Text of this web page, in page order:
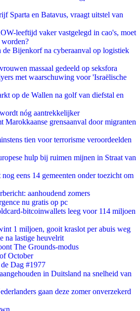
Sparta en Batavus, vraagt uitstel van
leeftijd vaker vastgelegd in cao's, moet
Bijenkorf na cyberaanval op logistiek
massaal gedeeld op seksfora
met waarschuwing voor 'Israëlische
op de Wallen na golf van diefstal en
nóg aantrekkelijker
Marokkaanse grensaanval door migranten
tien voor terrorisme veroordeelden
hulp bij ruimen mijnen in Straat van
eens 14 gemeenten onder toezicht om
aanhoudend zomers
nu gratis op pc
bitcoinwallets leeg voor 114 miljoen
1 miljoen, gooit kraslot per abuis weg
na lastige heuvelrit
The Grounds-modus
October
Dag #1977
in Duitsland na snelheid van
gaan deze zomer onverzekerd